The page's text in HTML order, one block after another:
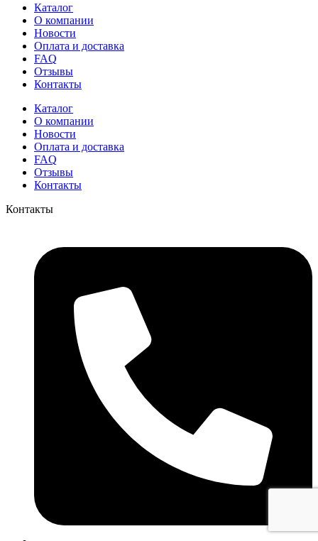
Каталог
О компании
Новости
Оплата и доставка
FAQ
Отзывы
Контакты
Каталог
О компании
Новости
Оплата и доставка
FAQ
Отзывы
Контакты
Контакты